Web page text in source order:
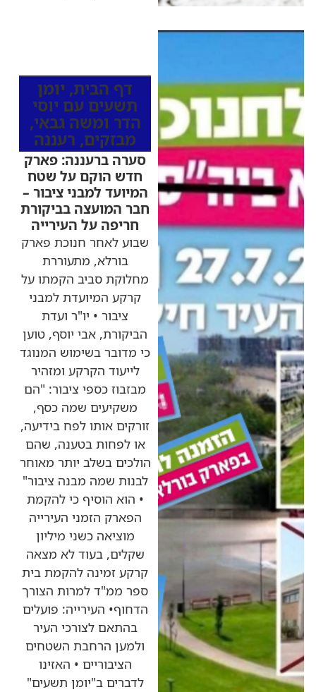
דף הבית, יומן
תשעים עם יוסי
הדר ומשה גבאי,
מבזקים, רעננה
סערה ברעננה: פארק
חדש הוקם על שטח
המיועד למבני ציבור –
חבר המועצה בביקורת
חריפה על העירייה
שבוע לאחר חנוכת פארק
בורלא, מתעוררת
מחלוקת סביב הקמתו על
קרקע המיועדת למבני
ציבור • יו"ר ועדת
הביקורת, אבי יוסף, טוען
כי מדובר בשימוש המנוגד
לייעוד הקרקע ומזהיר
מבזבוז כספי ציבור: "הם
משקיעים שמה כסף,
זורקים אותו לפח בידיעה,
או לפחות בטענה, שהם
הולכים בשלב יותר מאוחר
לבנות שמה מבנה ציבור"
• הוא הוסיף כי להקמת
הפארק הזמני העירייה
מוציאה כשני מיליון
שקלים, בעוד לא מצאה
קרקע זמינה להקמת בית
ספר ממ"ד למרות הצורך
הדחוף• העירייה: פועלים
בהתאם לצורכי העיר
ולמען הרחבת השטחים
הציבוריים • האזינו
לדברים ב"יומן תשעים"